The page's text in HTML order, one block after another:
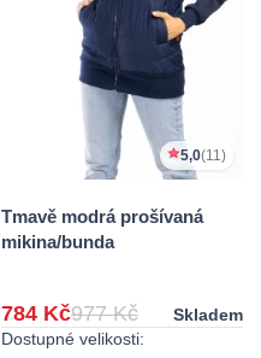
5,0(11)
Tmavě modrá prošívaná
mikina/bunda
784 Kč977 Kč
Skladem
Dostupné velikosti: